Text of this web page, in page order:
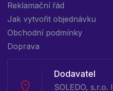
Reklamační řád
Jak vytvořit objednávku
Obchodní podmínky
Doprava
Dodavatel
SOLEDO,